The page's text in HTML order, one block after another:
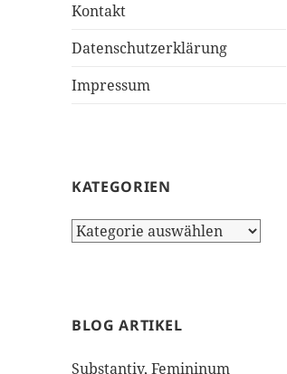
Kontakt
Datenschutzerklärung
Impressum
KATEGORIEN
Kategorien
BLOG ARTIKEL
Substantiv, Femininum